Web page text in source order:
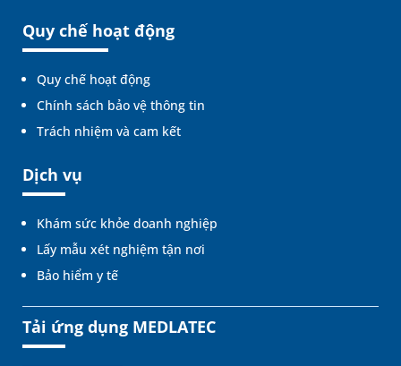
Quy chế hoạt động
Quy chế hoạt động
Chính sách bảo vệ thông tin
Trách nhiệm và cam kết
Dịch vụ
Khám sức khỏe doanh nghiệp
Lấy mẫu xét nghiệm tận nơi
Bảo hiểm y tế
Tải ứng dụng MEDLATEC